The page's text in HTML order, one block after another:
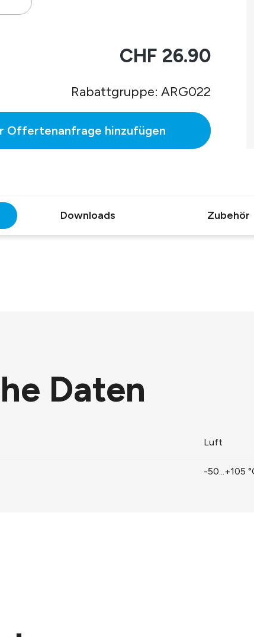
CHF 26.90
Rabattgruppe: ARG022
Offertenanfrage hinzufügen
Downloads Zubehör
Daten
Luft
-50...+105